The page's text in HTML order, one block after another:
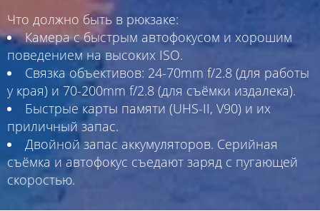
Что должно быть в рюкзаке:
Камера с быстрым автофокусом и хорошим
поведением на высоких ISO.
Связка объективов: 24-70mm f/2.8 (для работы
у края) и 70-200mm f/2.8 (для съёмки издалека).
Быстрые карты памяти (UHS-II, V90) и их
приличный запас.
Двойной запас аккумуляторов. Серийная
съёмка и автофокус съедают заряд с пугающей
скоростью.